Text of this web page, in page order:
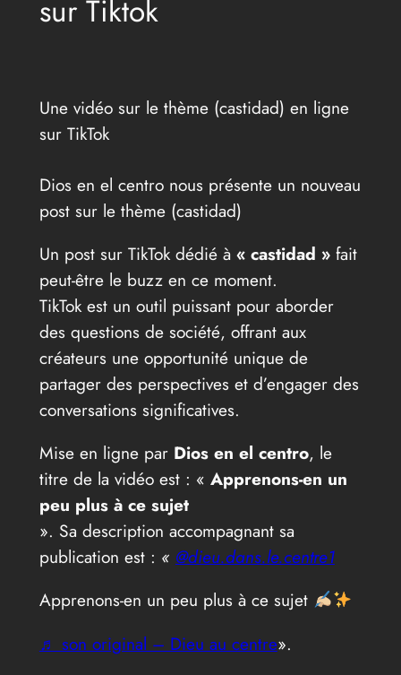
sur Tiktok
Une vidéo sur le thème (castidad) en ligne
sur TikTok
Dios en el centro nous présente un nouveau
post sur le thème (castidad)
Un post sur TikTok dédié à « castidad »fait
peut-être le buzz en ce moment.
TikTok est un outil puissant pour aborder
des questions de société, offrant aux
créateurs une opportunité unique de
partager des perspectives et d’engager des
conversations significatives.
Mise en ligne par Dios en el centro, le
titre de la vidéo est : « Apprenons-en un
peu plus à ce sujet
». Sa description accompagnant sa
publication est : « @dieu.dans.le.centre1
Apprenons-en un peu plus à ce sujet
♬ son original – Dieu au centre».